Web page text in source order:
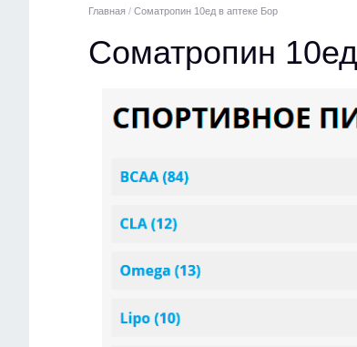
Главная / Cоматропин 10ед в аптеке Бор
Cоматропин